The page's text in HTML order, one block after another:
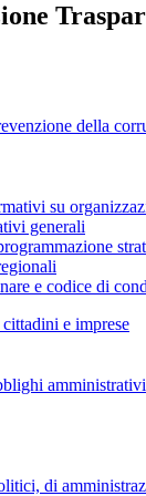
della
su
generali
e codice di
e imprese
amministrativi
di